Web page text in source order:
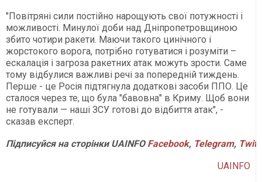
"Повітряні сили постійно нарощують свої потужності і
можливості. Минулої доби над Дніпропетровщиною
збито чотири ракети. Маючи такого цинічного і
жорстокого ворога, потрібно готуватися і розуміти –
ескалація і загроза ракетних атак можуть зрости. Саме
тому відбулися важливі речі за попередній тиждень.
Перше - це Росія підтягнула додаткові засоби ППО. Це
сталося через те, що була "бавовна" в Криму. Щоб вони
не готували — наші ЗСУ готові до відбиття атак", -
сказав експерт.
Підписуйся на сторінки UAINFO Facebook, Telegram,
UAINFO